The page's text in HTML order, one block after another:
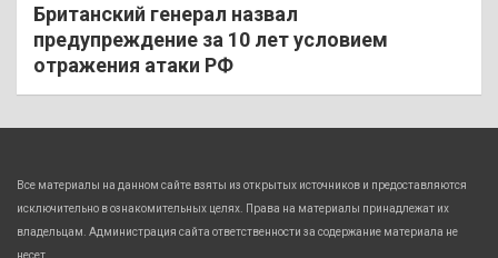
Британский генерал назвал
предупреждение за 10 лет условием
отражения атаки РФ
Все материалы на данном сайте взяты из открытых источников и предоставляются
исключительно в ознакомительных целях. Права на материалы принадлежат их
владельцам. Администрация сайта ответственности за содержание материала не
несет.